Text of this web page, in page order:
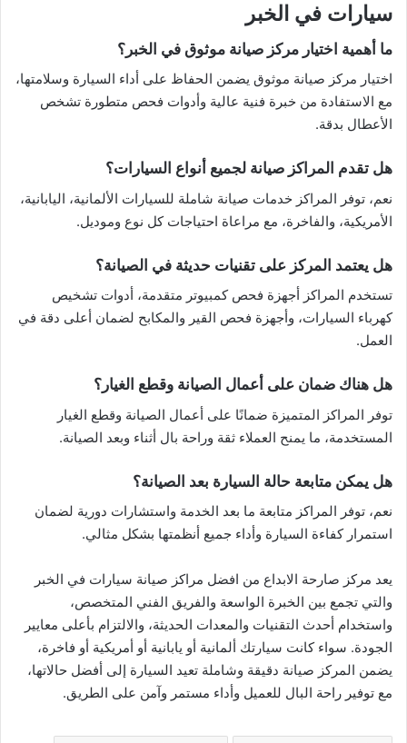
سيارات في الخبر
ما أهمية اختيار مركز صيانة موثوق في الخبر؟
اختيار مركز صيانة موثوق يضمن الحفاظ على أداء السيارة وسلامتها،
مع الاستفادة من خبرة فنية عالية وأدوات فحص متطورة تشخص
الأعطال بدقة.
هل تقدم المراكز صيانة لجميع أنواع السيارات؟
نعم، توفر المراكز خدمات صيانة شاملة للسيارات الألمانية، اليابانية،
الأمريكية، والفاخرة، مع مراعاة احتياجات كل نوع وموديل.
هل يعتمد المركز على تقنيات حديثة في الصيانة؟
تستخدم المراكز أجهزة فحص كمبيوتر متقدمة، أدوات تشخيص
كهرباء السيارات، وأجهزة فحص القير والمكابح لضمان أعلى دقة في
العمل.
هل هناك ضمان على أعمال الصيانة وقطع الغيار؟
توفر المراكز المتميزة ضمانًا على أعمال الصيانة وقطع الغيار
المستخدمة، ما يمنح العملاء ثقة وراحة بال أثناء وبعد الصيانة.
هل يمكن متابعة حالة السيارة بعد الصيانة؟
نعم، توفر المراكز متابعة ما بعد الخدمة واستشارات دورية لضمان
استمرار كفاءة السيارة وأداء جميع أنظمتها بشكل مثالي.
يعد مركز صارحة الابداع من افضل مراكز صيانة سيارات في الخبر
والتي تجمع بين الخبرة الواسعة والفريق الفني المتخصص،
واستخدام أحدث التقنيات والمعدات الحديثة، والالتزام بأعلى معايير
الجودة. سواء كانت سيارتك ألمانية أو يابانية أو أمريكية أو فاخرة،
يضمن المركز صيانة دقيقة وشاملة تعيد السيارة إلى أفضل حالاتها،
مع توفير راحة البال للعميل وأداء مستمر وآمن على الطريق.